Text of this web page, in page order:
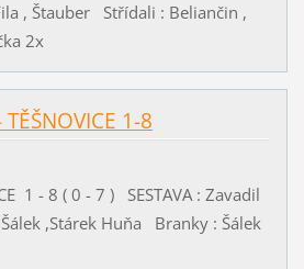
, Štauber Střídali : Beliančin ,
2x
1-8
1 - 8 ( 0 - 7 ) SESTAVA : Zavadil
,Stárek Huňa Branky : Šálek